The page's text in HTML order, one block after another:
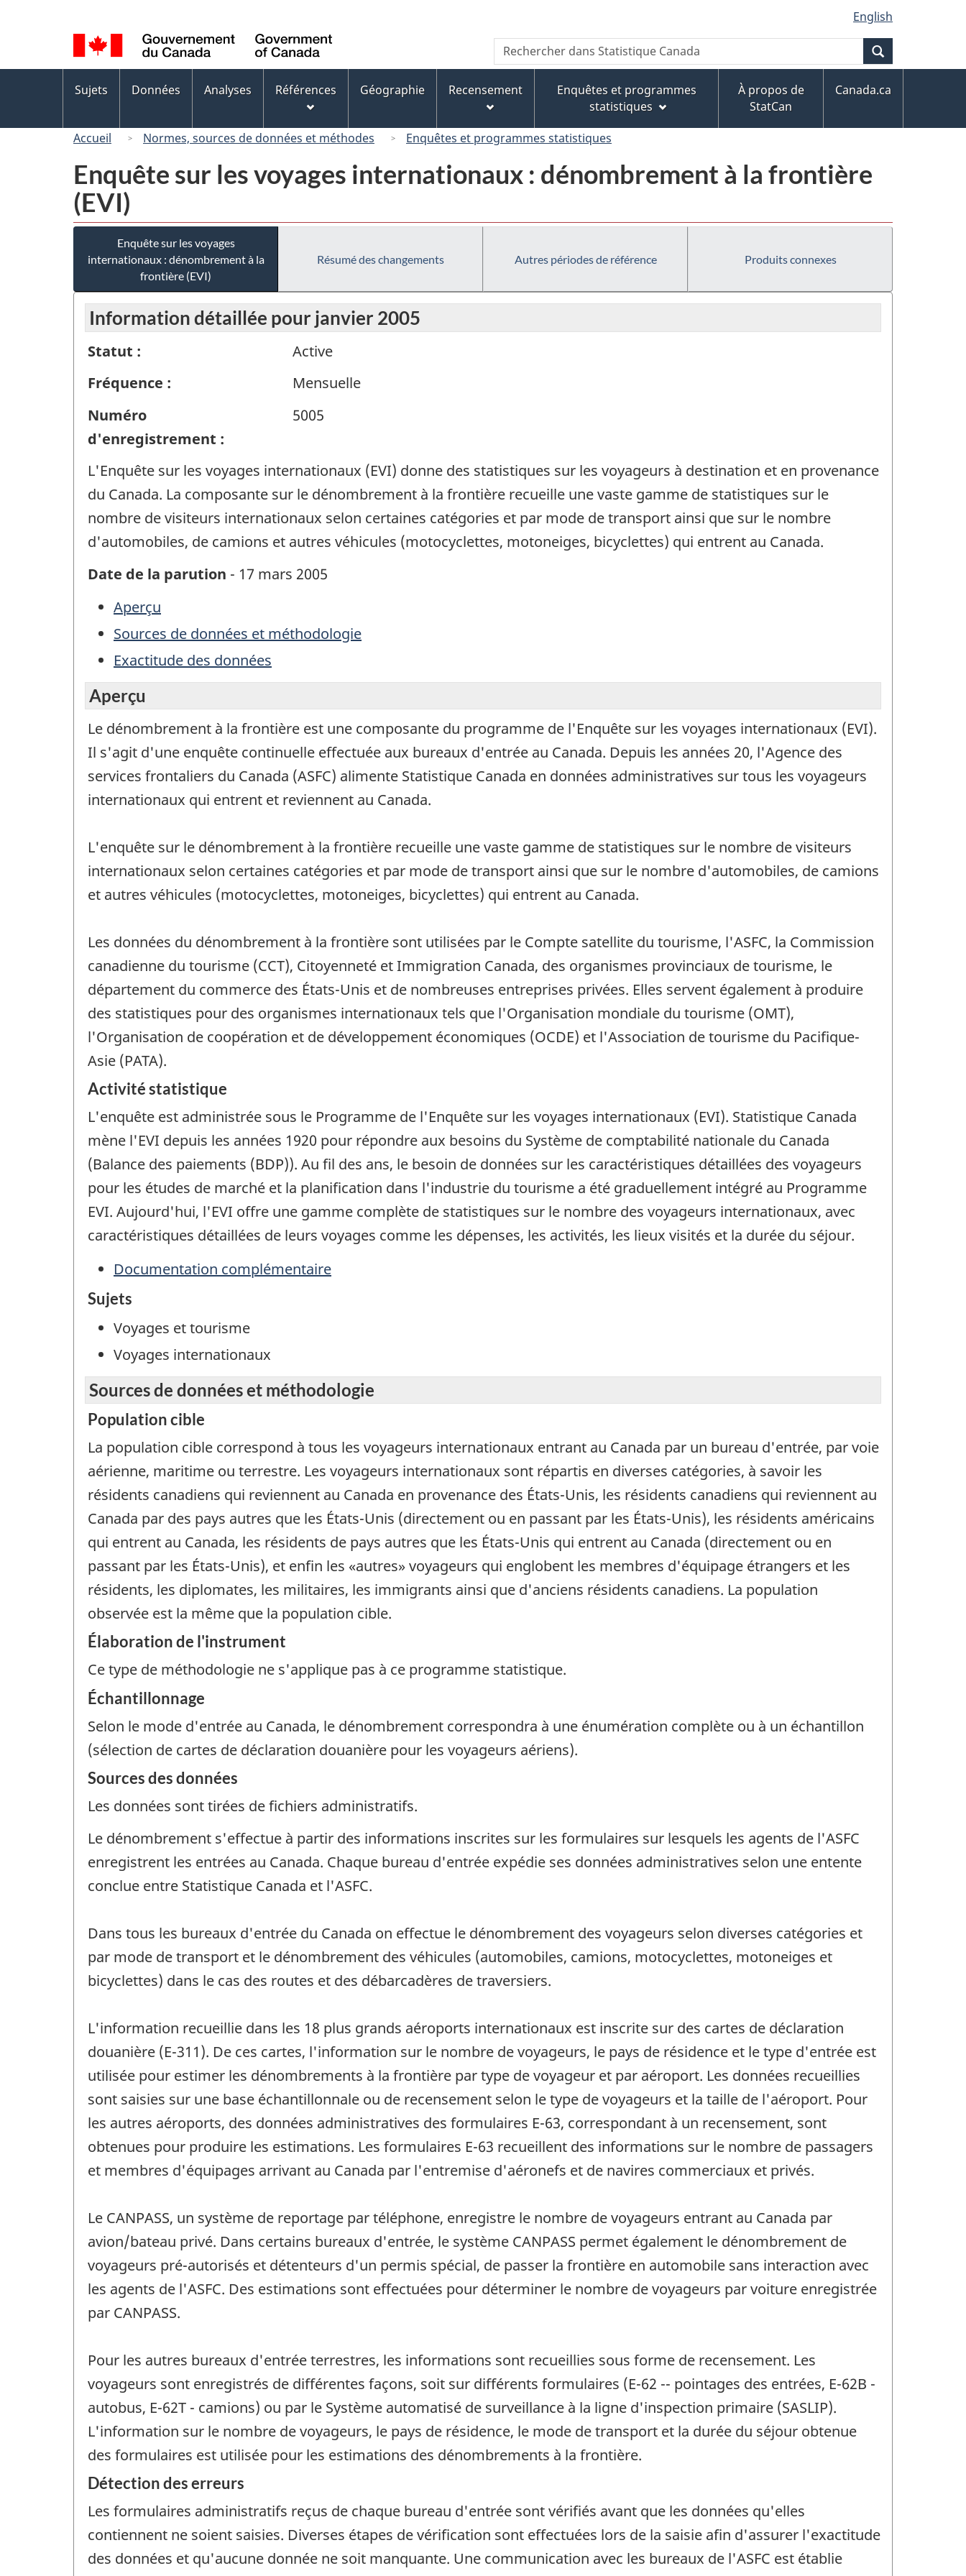
au
contenu
principal
« À
propos
de
ce
version
HTML
simplifiée
de
la
langue
English
Canada
Recherche
Rechercher
dans
Canada
des
Sujets Données Analyses Références Géographie Recensement
Enquêtes et programmes
statistiques
À propos de
StatCan
Canada.ca
Accueil Normes, sources de données et méthodes Enquêtes et programmes statistiques
Enquête sur les voyages internationaux : dénombrement à la frontière
(EVI)
Enquête sur les voyages
internationaux : dénombrement à la
frontière (EVI)
Résumé des changements Autres périodes de référence Produits connexes
Information détaillée pour janvier 2005
Statut :
Active
Fréquence :
Mensuelle
Numéro
d'enregistrement :
5005
L'Enquête sur les voyages internationaux (EVI) donne des statistiques sur les voyageurs à destination et en provenance
du Canada. La composante sur le dénombrement à la frontière recueille une vaste gamme de statistiques sur le
nombre de visiteurs internationaux selon certaines catégories et par mode de transport ainsi que sur le nombre
d'automobiles, de camions et autres véhicules (motocyclettes, motoneiges, bicyclettes) qui entrent au Canada.
Date de la parution - 17 mars 2005
Aperçu
Sources de données et méthodologie
Exactitude des données
Aperçu
Le dénombrement à la frontière est une composante du programme de l'Enquête sur les voyages internationaux (EVI).
Il s'agit d'une enquête continuelle effectuée aux bureaux d'entrée au Canada. Depuis les années 20, l'Agence des
services frontaliers du Canada (ASFC) alimente Statistique Canada en données administratives sur tous les voyageurs
internationaux qui entrent et reviennent au Canada.
L'enquête sur le dénombrement à la frontière recueille une vaste gamme de statistiques sur le nombre de visiteurs
internationaux selon certaines catégories et par mode de transport ainsi que sur le nombre d'automobiles, de camions
et autres véhicules (motocyclettes, motoneiges, bicyclettes) qui entrent au Canada.
Les données du dénombrement à la frontière sont utilisées par le Compte satellite du tourisme, l'ASFC, la Commission
canadienne du tourisme (CCT), Citoyenneté et Immigration Canada, des organismes provinciaux de tourisme, le
département du commerce des États-Unis et de nombreuses entreprises privées. Elles servent également à produire
des statistiques pour des organismes internationaux tels que l'Organisation mondiale du tourisme (OMT),
l'Organisation de coopération et de développement économiques (OCDE) et l'Association de tourisme du Pacifique-
Asie (PATA).
Activité statistique
L'enquête est administrée sous le Programme de l'Enquête sur les voyages internationaux (EVI). Statistique Canada
mène l'EVI depuis les années 1920 pour répondre aux besoins du Système de comptabilité nationale du Canada
(Balance des paiements (BDP)). Au fil des ans, le besoin de données sur les caractéristiques détaillées des voyageurs
pour les études de marché et la planification dans l'industrie du tourisme a été graduellement intégré au Programme
EVI. Aujourd'hui, l'EVI offre une gamme complète de statistiques sur le nombre des voyageurs internationaux, avec
caractéristiques détaillées de leurs voyages comme les dépenses, les activités, les lieux visités et la durée du séjour.
Documentation complémentaire
Sujets
Voyages et tourisme
Voyages internationaux
Sources de données et méthodologie
Population cible
La population cible correspond à tous les voyageurs internationaux entrant au Canada par un bureau d'entrée, par voie
aérienne, maritime ou terrestre. Les voyageurs internationaux sont répartis en diverses catégories, à savoir les
résidents canadiens qui reviennent au Canada en provenance des États-Unis, les résidents canadiens qui reviennent au
Canada par des pays autres que les États-Unis (directement ou en passant par les États-Unis), les résidents américains
qui entrent au Canada, les résidents de pays autres que les États-Unis qui entrent au Canada (directement ou en
passant par les États-Unis), et enfin les «autres» voyageurs qui englobent les membres d'équipage étrangers et les
résidents, les diplomates, les militaires, les immigrants ainsi que d'anciens résidents canadiens. La population
observée est la même que la population cible.
Élaboration de l'instrument
Ce type de méthodologie ne s'applique pas à ce programme statistique.
Échantillonnage
Selon le mode d'entrée au Canada, le dénombrement correspondra à une énumération complète ou à un échantillon
(sélection de cartes de déclaration douanière pour les voyageurs aériens).
Sources des données
Les données sont tirées de fichiers administratifs.
Le dénombrement s'effectue à partir des informations inscrites sur les formulaires sur lesquels les agents de l'ASFC
enregistrent les entrées au Canada. Chaque bureau d'entrée expédie ses données administratives selon une entente
conclue entre Statistique Canada et l'ASFC.
Dans tous les bureaux d'entrée du Canada on effectue le dénombrement des voyageurs selon diverses catégories et
par mode de transport et le dénombrement des véhicules (automobiles, camions, motocyclettes, motoneiges et
bicyclettes) dans le cas des routes et des débarcadères de traversiers.
L'information recueillie dans les 18 plus grands aéroports internationaux est inscrite sur des cartes de déclaration
douanière (E-311). De ces cartes, l'information sur le nombre de voyageurs, le pays de résidence et le type d'entrée est
utilisée pour estimer les dénombrements à la frontière par type de voyageur et par aéroport. Les données recueillies
sont saisies sur une base échantillonnale ou de recensement selon le type de voyageurs et la taille de l'aéroport. Pour
les autres aéroports, des données administratives des formulaires E-63, correspondant à un recensement, sont
obtenues pour produire les estimations. Les formulaires E-63 recueillent des informations sur le nombre de passagers
et membres d'équipages arrivant au Canada par l'entremise d'aéronefs et de navires commerciaux et privés.
Le CANPASS, un système de reportage par téléphone, enregistre le nombre de voyageurs entrant au Canada par
avion/bateau privé. Dans certains bureaux d'entrée, le système CANPASS permet également le dénombrement de
voyageurs pré-autorisés et détenteurs d'un permis spécial, de passer la frontière en automobile sans interaction avec
les agents de l'ASFC. Des estimations sont effectuées pour déterminer le nombre de voyageurs par voiture enregistrée
par CANPASS.
Pour les autres bureaux d'entrée terrestres, les informations sont recueillies sous forme de recensement. Les
voyageurs sont enregistrés de différentes façons, soit sur différents formulaires (E-62 -- pointages des entrées, E-62B -
autobus, E-62T - camions) ou par le Système automatisé de surveillance à la ligne d'inspection primaire (SASLIP).
L'information sur le nombre de voyageurs, le pays de résidence, le mode de transport et la durée du séjour obtenue
des formulaires est utilisée pour les estimations des dénombrements à la frontière.
Détection des erreurs
Les formulaires administratifs reçus de chaque bureau d'entrée sont vérifiés avant que les données qu'elles
contiennent ne soient saisies. Diverses étapes de vérification sont effectuées lors de la saisie afin d'assurer l'exactitude
des données et qu'aucune donnée ne soit manquante. Une communication avec les bureaux de l'ASFC est établie